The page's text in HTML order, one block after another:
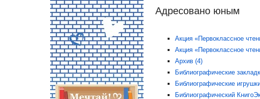
Адресовано юным
Акция «Первоклассное
Акция «Первоклассное
Архив (4)
Библиографические
Библиографические
Библиографический